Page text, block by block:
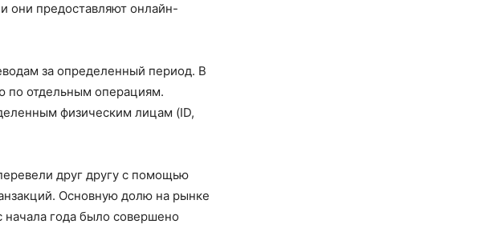
они предоставляют онлайн-
за определенный период. В
по отдельным операциям.
физическим лицам (ID,
друг другу с помощью
Основную долю на рынке
года было совершено